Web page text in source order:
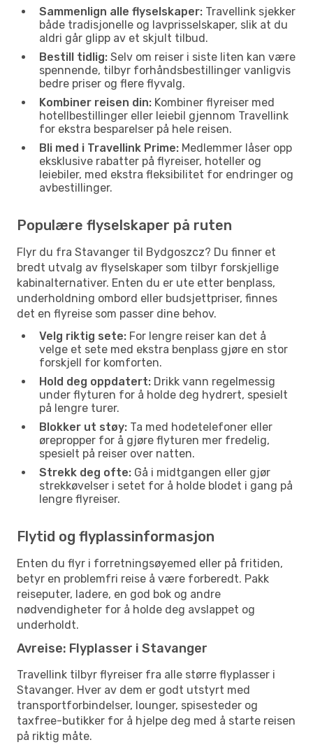
Sammenlign alle flyselskaper: Travellink sjekker
både tradisjonelle og lavprisselskaper, slik at du
aldri går glipp av et skjult tilbud.
Bestill tidlig: Selv om reiser i siste liten kan være
spennende, tilbyr forhåndsbestillinger vanligvis
bedre priser og flere flyvalg.
Kombiner reisen din: Kombiner flyreiser med
hotellbestillinger eller leiebil gjennom Travellink
for ekstra besparelser på hele reisen.
Bli med i Travellink Prime: Medlemmer låser opp
eksklusive rabatter på flyreiser, hoteller og
leiebiler, med ekstra fleksibilitet for endringer og
avbestillinger.
Populære flyselskaper på ruten
Flyr du fra Stavanger til Bydgoszcz? Du finner et
bredt utvalg av flyselskaper som tilbyr forskjellige
kabinalternativer. Enten du er ute etter benplass,
underholdning ombord eller budsjettpriser, finnes
det en flyreise som passer dine behov.
Velg riktig sete: For lengre reiser kan det å
velge et sete med ekstra benplass gjøre en stor
forskjell for komforten.
Hold deg oppdatert: Drikk vann regelmessig
under flyturen for å holde deg hydrert, spesielt
på lengre turer.
Blokker ut støy: Ta med hodetelefoner eller
ørepropper for å gjøre flyturen mer fredelig,
spesielt på reiser over natten.
Strekk deg ofte: Gå i midtgangen eller gjør
strekkøvelser i setet for å holde blodet i gang på
lengre flyreiser.
Flytid og flyplassinformasjon
Enten du flyr i forretningsøyemed eller på fritiden,
betyr en problemfri reise å være forberedt. Pakk
reiseputer, ladere, en god bok og andre
nødvendigheter for å holde deg avslappet og
underholdt.
Avreise: Flyplasser i Stavanger
Travellink tilbyr flyreiser fra alle større flyplasser i
Stavanger. Hver av dem er godt utstyrt med
transportforbindelser, lounger, spisesteder og
taxfree-butikker for å hjelpe deg med å starte reisen
på riktig måte.